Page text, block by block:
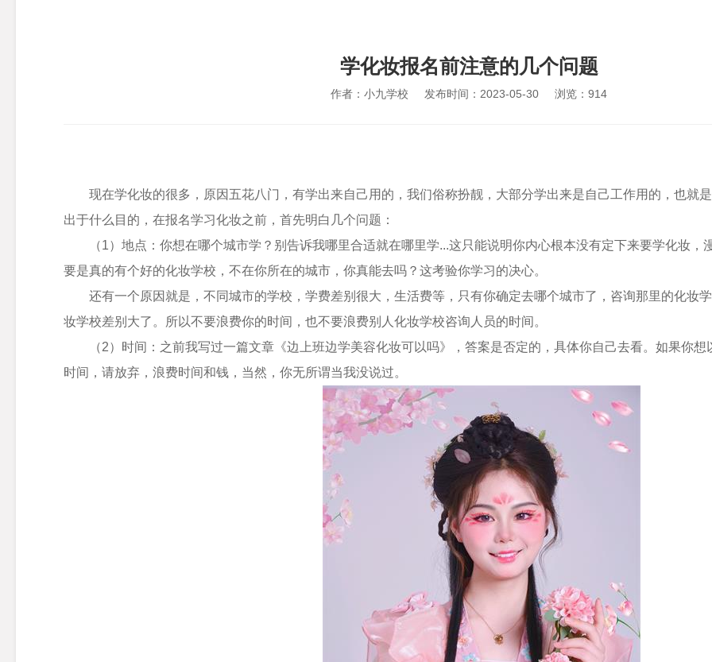
学化妆报名前注意的几个问题
作者：小九学校 发布时间：2023-05-30 浏览： 914
现在学化妆的很多，原因五花八门，有学出来自己用的，我们俗称扮靓，大部分学出来是自己工作用的，也就
出于什么目的，在报名学习化妆之前，首先明白几个问题：
（1）地点：你想在哪个城市学？别告诉我哪里合适就在哪里学...这只能说明你内心根本没有定下来要学化妆，
要是真的有个好的化妆学校 ，不在你所在的城市，你真能去吗？这考验你学习的决心。
还有一个原因就是，不同城市的学校，学费差别很大，生活费等，只有你确定去哪个城市了，咨询那里的化妆
妆学校差别大了。所以不要浪费你的时间，也不要浪费别人化妆学校咨询人员的时间。
（2）时间：之前我写过一篇文章《边上班边学美容化妆可以吗》，答案是否定的，具体你自己去看。如果你
时间，请放弃，浪费时间和钱，当然，你无所谓当我没说过。